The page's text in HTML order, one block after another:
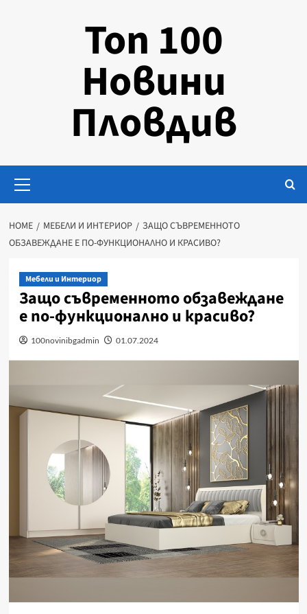
Топ 100
Новини
Пловдив
Menu
HOME МЕБЕЛИ И ИНТЕРИОР
ЗАЩО СЪВРЕМЕННОТО
ОБЗАВЕЖДАНЕ Е ПО-ФУНКЦИОНАЛНО И КРАСИВО?
Мебели и Интериор
Защо съвременното обзавеждане
е по-функционално и красиво?
100novinibgadmin 01.07.2024